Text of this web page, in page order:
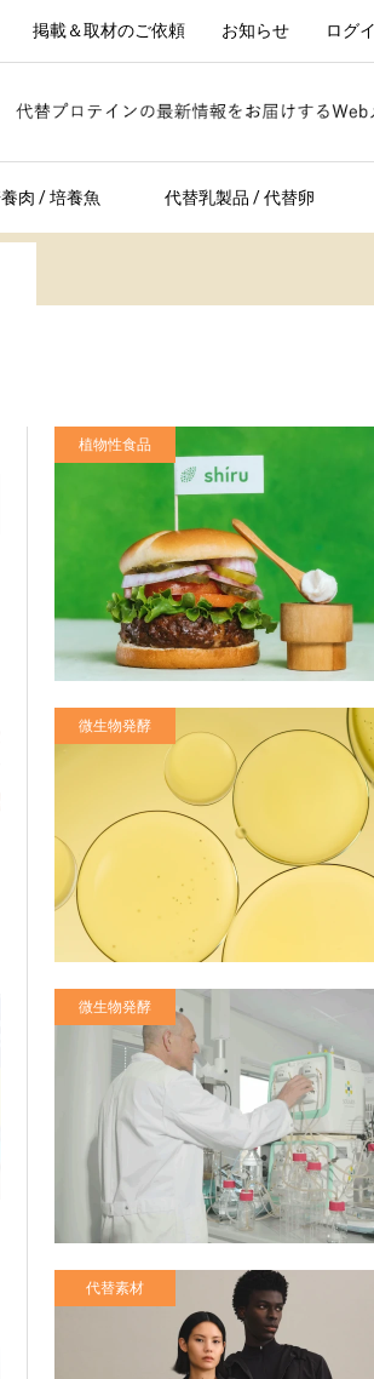
掲載＆取材のご依頼 お知らせ ログ
肉 / 培養魚 代替乳製品 / 代替卵
植物性食品
微生物発酵
微生物発酵
代替素材